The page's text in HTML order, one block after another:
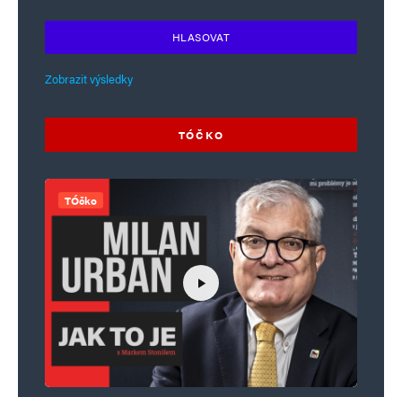
HLASOVAT
Zobrazit výsledky
TÓČKO
TÓčko